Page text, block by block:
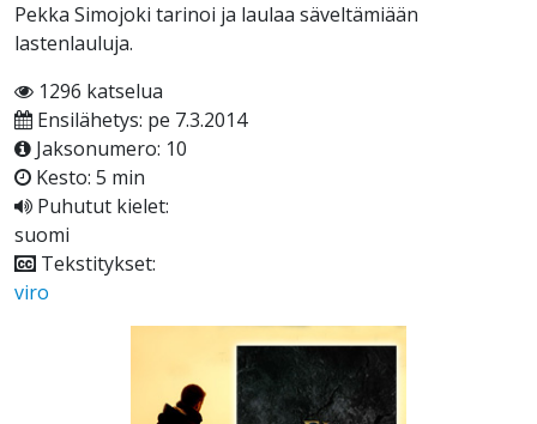
Pekka Simojoki tarinoi ja laulaa säveltämiään
lastenlauluja.
1296 katselua
Ensilähetys: pe 7.3.2014
Jaksonumero: 10
Kesto: 5 min
Puhutut kielet:
suomi
Tekstitykset:
viro